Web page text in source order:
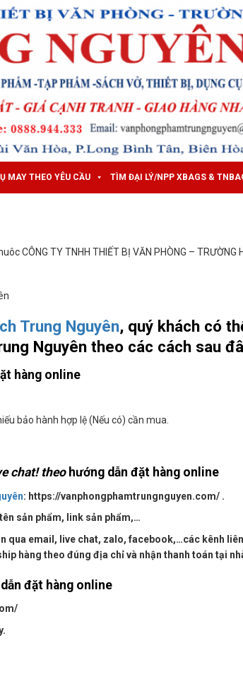
MAY THEO YÊU CẦU TÌM ĐẠI LÝ/NPP XBAGS &
CÔNG TY TNHH THIẾT BỊ VĂN PHÒNG – TRƯỜNG
Trung Nguyên, quý khách có
Nguyên theo các cách sau
hàng online
bảo hành hợp lệ (Nếu có) cần mua.
chat! theo hướng dẫn đặt hàng online
: https://vanphongphamtrungnguyen.com/ .
sản phẩm, link sản phẩm,…
qua email, live chat, zalo, facebook,…các kênh
hàng theo đúng địa chỉ và nhận thanh toán tại
đặt hàng online